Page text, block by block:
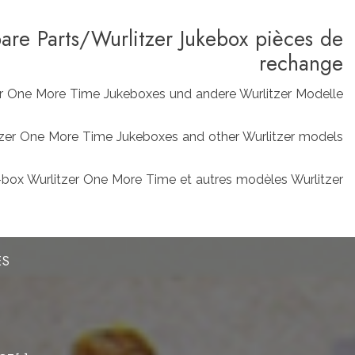
Parts/Wurlitzer Jukebox pièces de
rechange
More Time Jukeboxes und andere Wurlitzer Modelle
One More Time Jukeboxes and other Wurlitzer models
Wurlitzer One More Time et autres modèles Wurlitzer